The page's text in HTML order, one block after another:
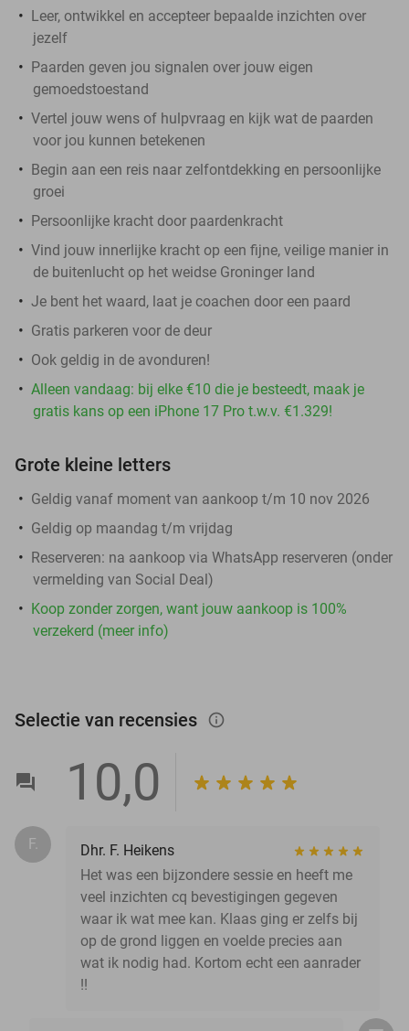
Leer, ontwikkel en accepteer bepaalde inzichten over
jezelf
Paarden geven jou signalen over jouw eigen
gemoedstoestand
Vertel jouw wens of hulpvraag en kijk wat de paarden
voor jou kunnen betekenen
Begin aan een reis naar zelfontdekking en persoonlijke
groei
Persoonlijke kracht door paardenkracht
Vind jouw innerlijke kracht op een fijne, veilige manier in
de buitenlucht op het weidse Groninger land
Je bent het waard, laat je coachen door een paard
Gratis parkeren voor de deur
Ook geldig in de avonduren!
Alleen vandaag: bij elke €10 die je besteedt, maak je
gratis kans op een iPhone 17 Pro t.w.v. €1.329!
Grote kleine letters
Geldig vanaf moment van aankoop t/m 10 nov 2026
Geldig op maandag t/m vrijdag
Reserveren: na aankoop via WhatsApp reserveren (onder
vermelding van Social Deal)
Koop zonder zorgen, want jouw aankoop is 100%
verzekerd (meer info)
Selectie van recensies info_outlined
10,0
F.
Dhr. F. Heikens
Het was een bijzondere sessie en heeft me
veel inzichten cq bevestigingen gegeven
waar ik wat mee kan. Klaas ging er zelfs bij
op de grond liggen en voelde precies aan
wat ik nodig had. Kortom echt een aanrader
!!